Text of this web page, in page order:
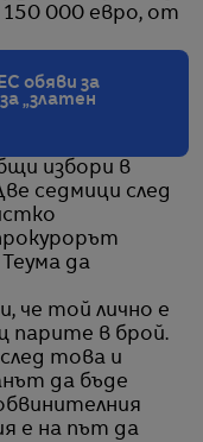
000 евро, от
обяви за
„златен
избори в
седмици след
да
че той лично е
парите в брой.
това и
да бъде
е на път да